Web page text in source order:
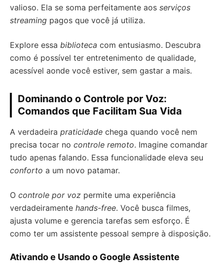
valioso. Ela se soma perfeitamente aos serviços
streaming pagos que você já utiliza.
Explore essa biblioteca com entusiasmo. Descubra
como é possível ter entretenimento de qualidade,
acessível aonde você estiver, sem gastar a mais.
Dominando o Controle por Voz:
Comandos que Facilitam Sua Vida
A verdadeira praticidade chega quando você nem
precisa tocar no controle remoto. Imagine comandar
tudo apenas falando. Essa funcionalidade eleva seu
conforto a um novo patamar.
O controle por voz permite uma experiência
verdadeiramente hands-free. Você busca filmes,
ajusta volume e gerencia tarefas sem esforço. É
como ter um assistente pessoal sempre à disposição.
Ativando e Usando o Google Assistente